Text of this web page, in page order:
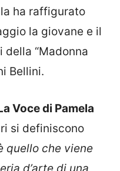
ha raffigurato
la giovane e il
“Madonna
Bellini.
Voce di Pamela
si definiscono
quello che viene
d’arte di una